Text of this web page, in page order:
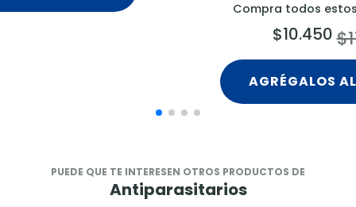
Compra todos
$10.450
AGRÉGALOS
PUEDE QUE TE INTERESEN OTROS PRODUCTOS DE
Antiparasitarios